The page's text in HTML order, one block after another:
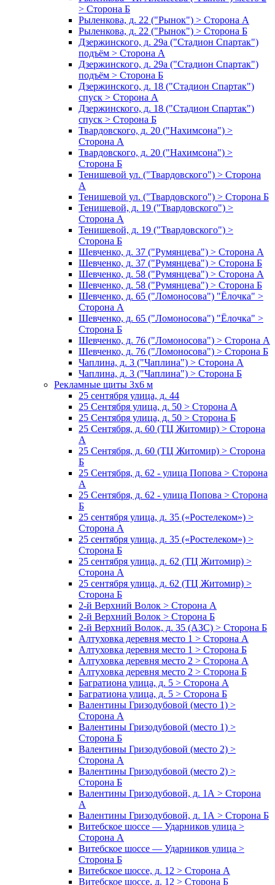
> Сторона Б
Рыленкова, д. 22 ("Рынок") > Сторона А
Рыленкова, д. 22 ("Рынок") > Сторона Б
Дзержинского, д. 29а ("Стадион Спартак")
подъём > Сторона А
Дзержинского, д. 29а ("Стадион Спартак")
подъём > Сторона Б
Дзержинского, д. 18 ("Стадион Спартак")
спуск > Сторона А
Дзержинского, д. 18 ("Стадион Спартак")
спуск > Сторона Б
Твардовского, д. 20 ("Нахимсона") >
Сторона А
Твардовского, д. 20 ("Нахимсона") >
Сторона Б
Тенишевой ул. ("Твардовского") > Сторона
А
Тенишевой ул. ("Твардовского") > Сторона Б
Тенишевой, д. 19 ("Твардовского") >
Сторона А
Тенишевой, д. 19 ("Твардовского") >
Сторона Б
Шевченко, д. 37 ("Румянцева") > Сторона А
Шевченко, д. 37 ("Румянцева") > Сторона Б
Шевченко, д. 58 ("Румянцева") > Сторона А
Шевченко, д. 58 ("Румянцева") > Сторона Б
Шевченко, д. 65 ("Ломоносова") "Ёлочка" >
Сторона А
Шевченко, д. 65 ("Ломоносова") "Ёлочка" >
Сторона Б
Шевченко, д. 76 ("Ломоносова") > Сторона А
Шевченко, д. 76 ("Ломоносова") > Сторона Б
Чаплина, д. 3 ("Чаплина") > Сторона А
Чаплина, д. 3 ("Чаплина") > Сторона Б
Рекламные щиты 3х6 м
25 сентября улица, д. 44
25 Сентября улица, д. 50 > Сторона А
25 Сентября улица, д. 50 > Сторона Б
25 Сентября, д. 60 (ТЦ Житомир) > Сторона
А
25 Сентября, д. 60 (ТЦ Житомир) > Сторона
Б
25 Сентября, д. 62 - улица Попова > Сторона
А
25 Сентября, д. 62 - улица Попова > Сторона
Б
25 сентября улица, д. 35 («Ростелеком») >
Сторона А
25 сентября улица, д. 35 («Ростелеком») >
Сторона Б
25 сентября улица, д. 62 (ТЦ Житомир) >
Сторона А
25 сентября улица, д. 62 (ТЦ Житомир) >
Сторона Б
2-й Верхний Волок > Сторона А
2-й Верхний Волок > Сторона Б
2-й Верхний Волок, д. 35 (АЗС) > Сторона Б
Алтуховка деревня место 1 > Сторона А
Алтуховка деревня место 1 > Сторона Б
Алтуховка деревня место 2 > Сторона А
Алтуховка деревня место 2 > Сторона Б
Багратиона улица, д. 5 > Сторона А
Багратиона улица, д. 5 > Сторона Б
Валентины Гризодубовой (место 1) >
Сторона А
Валентины Гризодубовой (место 1) >
Сторона Б
Валентины Гризодубовой (место 2) >
Сторона А
Валентины Гризодубовой (место 2) >
Сторона Б
Валентины Гризодубовой, д. 1А > Сторона
А
Валентины Гризодубовой, д. 1А > Сторона Б
Витебское шоссе — Ударников улица >
Сторона А
Витебское шоссе — Ударников улица >
Сторона Б
Витебское шоссе, д. 12 > Сторона А
Витебское шоссе, д. 12 > Сторона Б